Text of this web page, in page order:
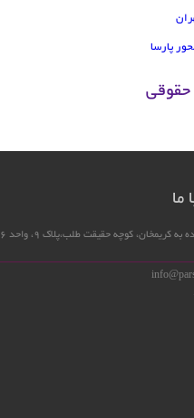
پارسا
حقوقی
ما
کوچه حقیقت طلب،پلاک 9، واحد 16